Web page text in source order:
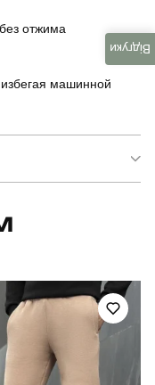
отжима
машинной
- герб біла вишивка
BLhu2707Mkh
повсякденного носіння
повсякденний
Відгуки